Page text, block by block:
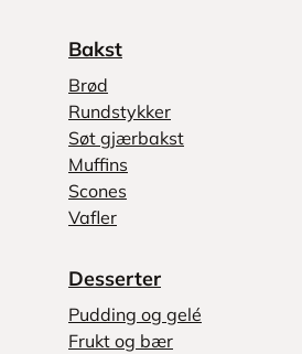
Bakst
Brød
Rundstykker
Søt gjærbakst
Muffins
Scones
Vafler
Desserter
Pudding og gelé
Frukt og bær